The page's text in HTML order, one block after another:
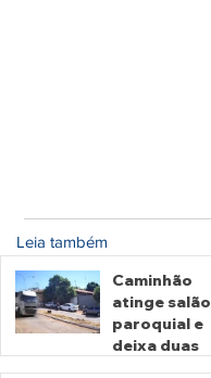
Leia também
Caminhão
atinge salão
paroquial e
deixa duas